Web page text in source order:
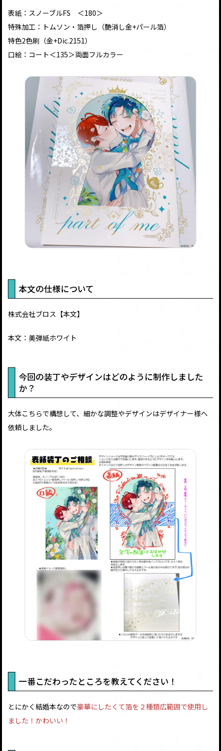
表紙：スノーブルFS ＜180＞
特殊加工：トムソン・箔押し（艶消し金+パール箔）
特色2色刷（金+Dic.2151）
口絵：コート＜135＞両面フルカラー
本文の仕様について
株式会社ブロス【本文】
本文：美弾紙ホワイト
今回の装丁やデザインはどのように制作しました
か？
大体こちらで構想して、細かな調整やデザインはデザイナー様へ
依頼しました。
一番こだわったところを教えてください！
とにかく結婚本なので豪華にしたくて箔を２種類広範囲で使用し
ました！かわいい！